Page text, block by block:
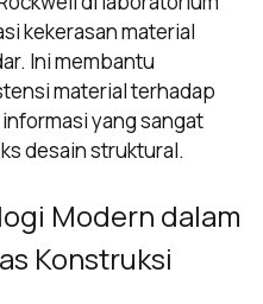
kekerasan material
Ini membantu
material terhadap
yang sangat
desain struktural.
Modern dalam
Konstruksi